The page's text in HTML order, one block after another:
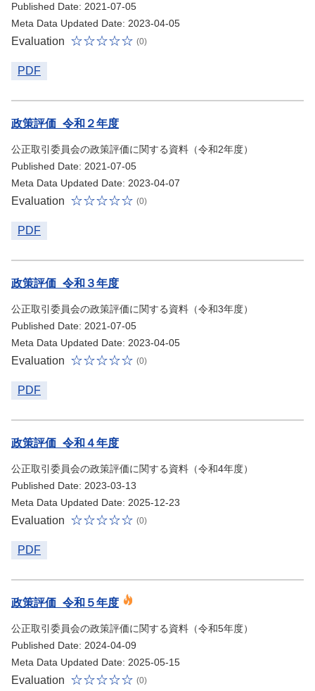
Published Date: 2021-07-05
Meta Data Updated Date: 2023-04-05
Evaluation (0)
PDF
政策評価_令和２年度
公正取引委員会の政策評価に関する資料（令和2年度）
Published Date: 2021-07-05
Meta Data Updated Date: 2023-04-07
Evaluation (0)
PDF
政策評価_令和３年度
公正取引委員会の政策評価に関する資料（令和3年度）
Published Date: 2021-07-05
Meta Data Updated Date: 2023-04-05
Evaluation (0)
PDF
政策評価_令和４年度
公正取引委員会の政策評価に関する資料（令和4年度）
Published Date: 2023-03-13
Meta Data Updated Date: 2025-12-23
Evaluation (0)
PDF
政策評価_令和５年度
公正取引委員会の政策評価に関する資料（令和5年度）
Published Date: 2024-04-09
Meta Data Updated Date: 2025-05-15
Evaluation (0)